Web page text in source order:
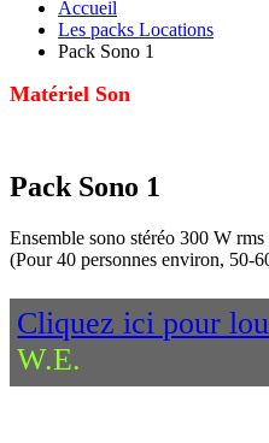
Accueil
Les packs Locations
Pack Sono 1
Matériel Son
Pack Sono 1
Ensemble sono stéréo 300 W rms
(Pour 40 personnes environ, 50-
Cliquez ici pour
W.E.